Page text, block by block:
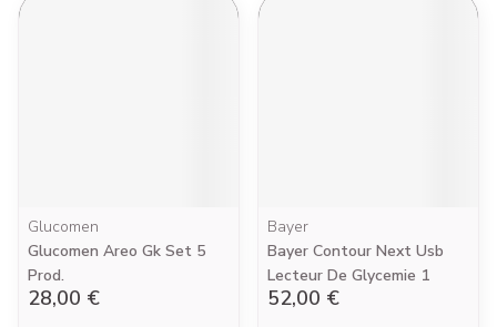
Glucomen
Glucomen Areo Gk Set 5
Prod.
28,00 €
Bayer
Bayer Contour Next Usb
Lecteur De Glycemie 1
52,00 €